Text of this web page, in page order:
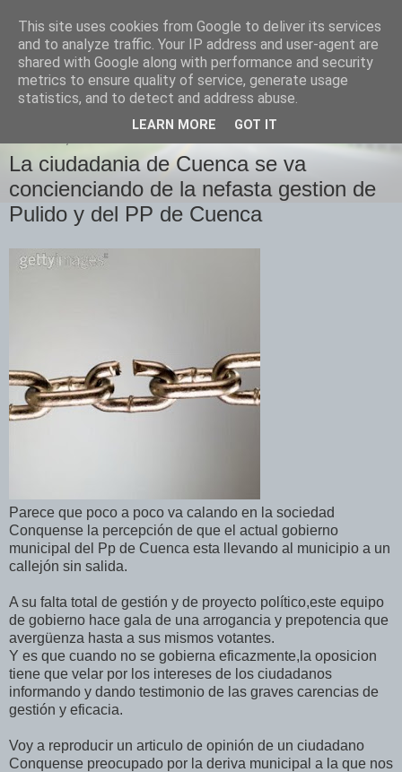
Izquierda Plural
Desde Cuenca para el mundo
La ciudadania de Cuenca se va
concienciando de la nefasta gestion de
Pulido y del PP de Cuenca
Parece que poco a poco va calando en la sociedad
Conquense la percepción de que el actual gobierno
municipal del Pp de Cuenca esta llevando al municipio a un
callejón sin salida.
A su falta total de gestión y de proyecto político,este equipo
de gobierno hace gala de una arrogancia y prepotencia que
avergüenza hasta a sus mismos votantes.
Y es que cuando no se gobierna eficazmente,la oposicion
tiene que velar por los intereses de los ciudadanos
informando y dando testimonio de las graves carencias de
gestión y eficacia.
Voy a reproducir un articulo de opinión de un ciudadano
Conquense preocupado por la deriva municipal a la que nos
This site uses cookies from Google to deliver its services
and to analyze traffic. Your IP address and user-agent are
shared with Google along with performance and security
metrics to ensure quality of service, generate usage
statistics, and to detect and address abuse.
LEARN MORE GOT IT